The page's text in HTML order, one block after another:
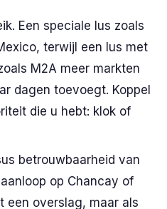
Een speciale lus zoals
terwijl een lus met
M2A meer markten
dagen toevoegt. Koppel
die u hebt: klok of
betrouwbaarheid van
op Chancay of
een overslag, maar als